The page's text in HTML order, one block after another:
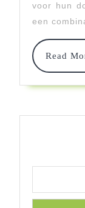
voor hun
een
Read